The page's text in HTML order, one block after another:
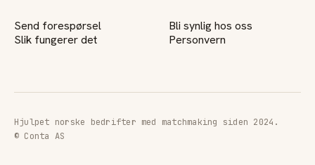
Send forespørsel
Slik fungerer det
Bli synlig hos oss
Personvern
Hjulpet norske bedrifter med matchmaking siden 2024.
© Conta AS